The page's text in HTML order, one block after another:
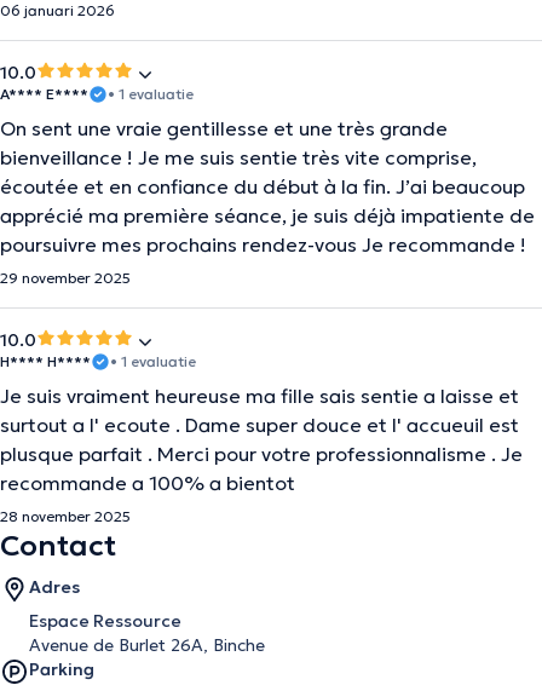
06 januari 2026
10.0
A**** E**** • 1 evaluatie
On sent une vraie gentillesse et une très grande
bienveillance ! Je me suis sentie très vite comprise,
écoutée et en confiance du début à la fin. J’ai beaucoup
apprécié ma première séance, je suis déjà impatiente de
poursuivre mes prochains rendez-vous Je recommande !
29 november 2025
10.0
H**** H**** • 1 evaluatie
Je suis vraiment heureuse ma fille sais sentie a laisse et
surtout a l' ecoute . Dame super douce et l' accueuil est
plusque parfait . Merci pour votre professionnalisme . Je
recommande a 100% a bientot
28 november 2025
Contact
Adres
Espace Ressource
Avenue de Burlet 26A, Binche
Parking